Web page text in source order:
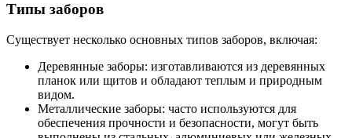
Типы заборов
Существует несколько основных типов заборов, включая:
Деревянные заборы: изготавливаются из деревянных
планок или щитов и обладают теплым и природным
видом.
Металлические заборы: часто используются для
обеспечения прочности и безопасности, могут быть